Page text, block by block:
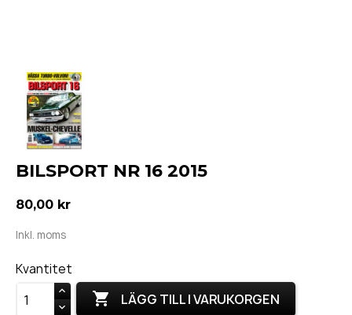
BILSPORT NR 16 2015
80,00 kr
Inkl. moms
Kvantitet
 LÄGG TILL I VARUKORGEN